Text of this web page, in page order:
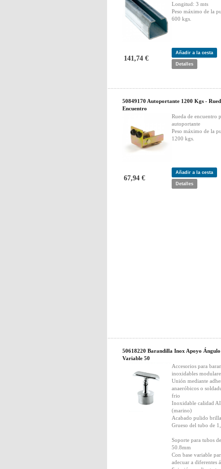
Longitud: 3 mts
Peso máximo de la
600 kgs.
141,74 €
Añadir a la cesta
Detalles
50849170 Autoportante 1200 Kgs -
Encuentro
Rueda de encuentro
autoportante
Peso máximo de la
1200 kgs.
67,94 €
Añadir a la cesta
Detalles
50618220 Barandilla Inox Apoyo Ángulo
Variable 50
Accesorios para
inoxidables
Unión mediante
anaeróbicos o
frio
Inoxidable calidad
(marino)
Acabado pulido
Grueso del tubo de
Soporte para tubos de
50.8mm
Con base variable
adecuar a diferentes